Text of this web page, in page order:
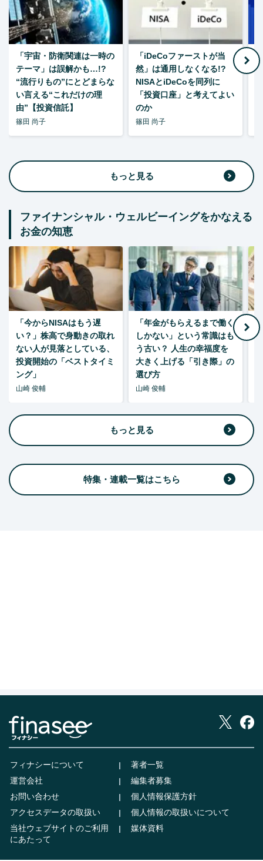
「宇宙・防衛関連は一時の
テーマ」は誤解かも…!?
“流行りもの”にとどまらな
い言える“これだけの理
由”【投資信託】
篠田 尚子
「iDeCoファーストが当
然」は通用しなくなる!?
NISAとiDeCoを同列に
「投資口座」と考えてよい
のか
篠田 尚子
もっと見る
ファイナンシャル・ウェルビーイングをかなえる
お金の知恵
「今からNISAはもう遅
い？」株高で身動きの取れ
ない人が見落としている、
投資開始の「ベストタイミ
ング」
山崎 俊輔
「年金がもらえるまで働く
しかない」という常識はも
う古い？ 人生の幸福度を
大きく上げる「引き際」の
選び方
山崎 俊輔
もっと見る
特集・連載一覧はこちら
フィナシーについて
著者一覧
運営会社
編集者募集
お問い合わせ
個人情報保護方針
アクセスデータの取扱い
個人情報の取扱いについて
当社ウェブサイトのご利用
にあたって
媒体資料